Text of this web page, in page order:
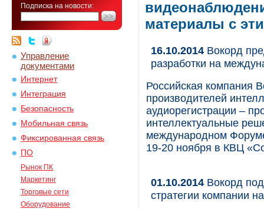
Подписка на новости:
Управление
документами
Интернет
Интеграция
Безопасность
Мобильная связь
Фиксированная связь
ПО
Рынок ПК
Маркетинг
Торговые сети
Оборудование
материалы с
16.10.2014 Вокорд
разработки на
Российская компания
производителей
аудиорегистрации –
интеллектуальные
международном
19-20 ноября в КВЦ
01.10.2014 Вокорд
стратегии компании